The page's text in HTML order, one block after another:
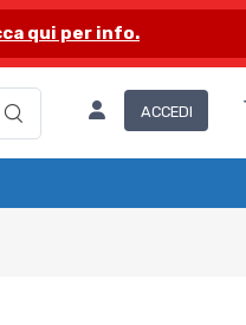
qui per info.
ACCEDI